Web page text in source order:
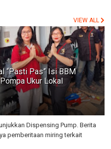
VIEW ALL
“Pasti Pas” Isi BBM
Ukur Lokal
Dispensing Pump. Berita
pemberitaan miring terkait